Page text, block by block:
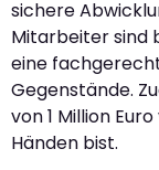
sichere
Mitarbeiter sind
eine
Gegenstände.
von 1 Million
Händen bist.